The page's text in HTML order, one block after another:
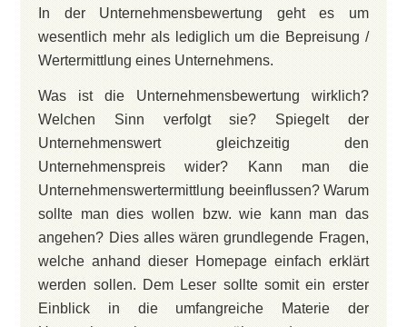
In der Unternehmensbewertung geht es um
wesentlich mehr als lediglich um die Bepreisung /
Wertermittlung eines Unternehmens.
Was ist die Unternehmensbewertung wirklich?
Welchen Sinn verfolgt sie? Spiegelt der
Unternehmenswert gleichzeitig den
Unternehmenspreis wider? Kann man die
Unternehmenswertermittlung beeinflussen? Warum
sollte man dies wollen bzw. wie kann man das
angehen? Dies alles wären grundlegende Fragen,
welche anhand dieser Homepage einfach erklärt
werden sollen. Dem Leser sollte somit ein erster
Einblick in die umfangreiche Materie der